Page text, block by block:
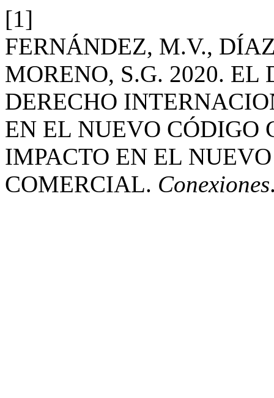
[1]
FERNÁNDEZ, M.V.,
MORENO, S.G. 2020. EL
DERECHO
EN EL NUEVO
IMPACTO EN EL
COMERCIAL. Conexiones